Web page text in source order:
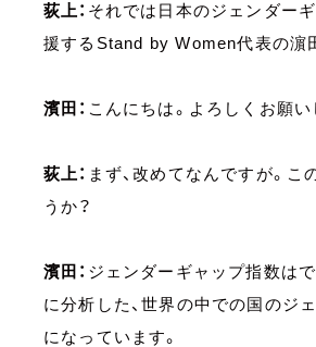
荻上： それでは日本のジェンダー
援するStand by Women代表の濵
濱田： こんにちは。よろしくお願い
荻上： まず、改めてなんですが。
うか？
濱田： ジェンダーギャップ指数はで
に分析した、世界の中での国のジ
になっています。